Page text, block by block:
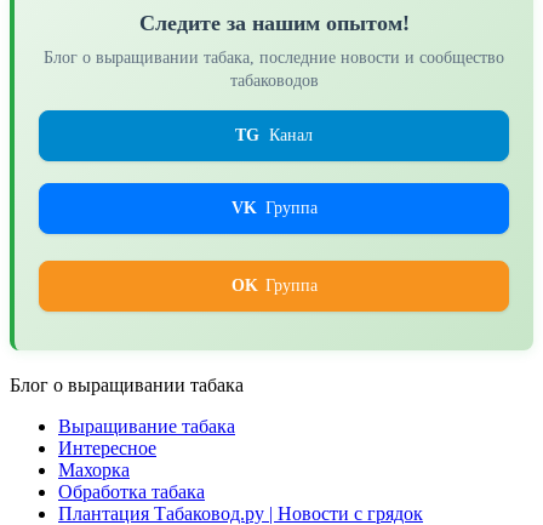
Следите за нашим опытом!
Блог о выращивании табака, последние новости и сообщество
табаководов
TG Канал
VK Группа
OK Группа
Блог о выращивании табака
Выращивание табака
Интересное
Махорка
Обработка табака
Плантация Табаковод.ру | Новости с грядок